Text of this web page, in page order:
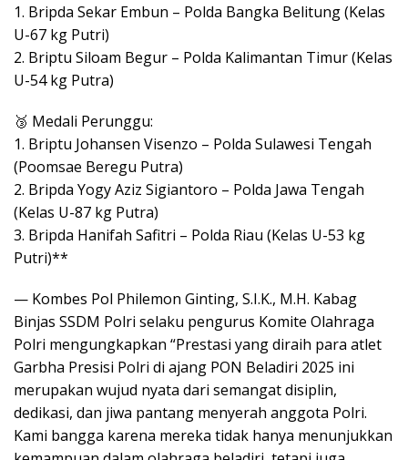
1. Bripda Sekar Embun – Polda Bangka Belitung (Kelas
U-67 kg Putri)
2. Briptu Siloam Begur – Polda Kalimantan Timur (Kelas
U-54 kg Putra)
🥉 Medali Perunggu:
1. Briptu Johansen Visenzo – Polda Sulawesi Tengah
(Poomsae Beregu Putra)
2. Bripda Yogy Aziz Sigiantoro – Polda Jawa Tengah
(Kelas U-87 kg Putra)
3. Bripda Hanifah Safitri – Polda Riau (Kelas U-53 kg
Putri)**
— Kombes Pol Philemon Ginting, S.I.K., M.H. Kabag
Binjas SSDM Polri selaku pengurus Komite Olahraga
Polri mengungkapkan “Prestasi yang diraih para atlet
Garbha Presisi Polri di ajang PON Beladiri 2025 ini
merupakan wujud nyata dari semangat disiplin,
dedikasi, dan jiwa pantang menyerah anggota Polri.
Kami bangga karena mereka tidak hanya menunjukkan